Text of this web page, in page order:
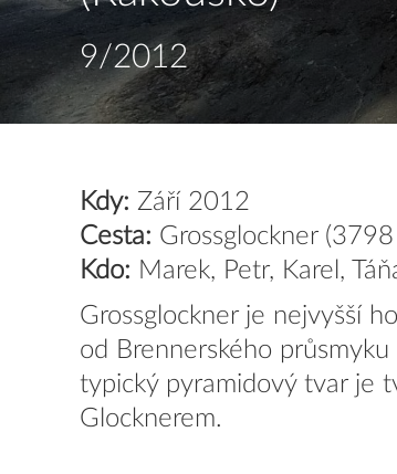
9/2012
Kdy: Září 2012
Cesta: Grossglockner
Kdo: Marek, Petr, Karel,
Grossglockner je nejvyšší
od Brennerského
typický pyramidový tvar je
Glocknerem.